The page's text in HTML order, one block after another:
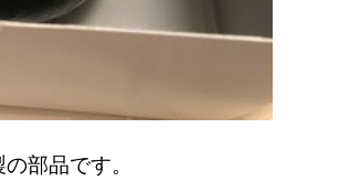
の部品です。